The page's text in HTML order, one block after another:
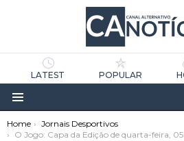
LATEST POPULAR
Menu
You are here:
Home
Jornais Desportivos
O Jogo: Capa da Edição de quarta-feira,